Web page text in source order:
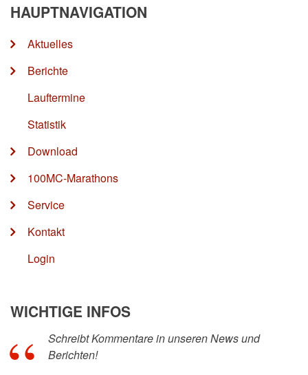
HAUPTNAVIGATION
Aktuelles
Berichte
Lauftermine
Statistik
Download
100MC-Marathons
Service
Kontakt
Login
WICHTIGE INFOS
Schreibt Kommentare in unseren News und
Berichten!